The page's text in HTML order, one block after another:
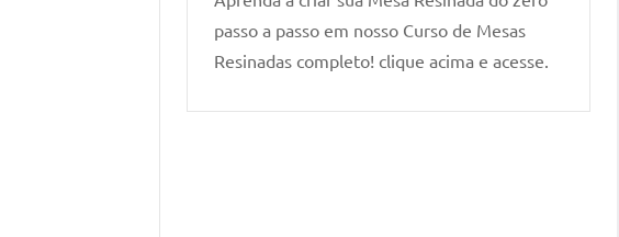
passo a passo em nosso Curso de Mesas
Resinadas completo! clique acima e acesse.